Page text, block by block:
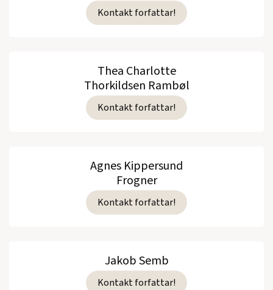
Kontakt forfattar!
Thea Charlotte
Thorkildsen Rambøl
Kontakt forfattar!
Agnes Kippersund
Frogner
Kontakt forfattar!
Jakob Semb
Kontakt forfattar!